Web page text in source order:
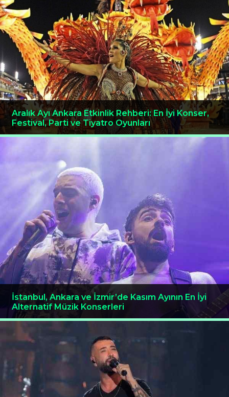
Aralık Ayı Ankara Etkinlik Rehberi: En İyi Konser,
Festival, Parti ve Tiyatro Oyunları
İstanbul, Ankara ve İzmir’de Kasım Ayının En İyi
Alternatif Müzik Konserleri